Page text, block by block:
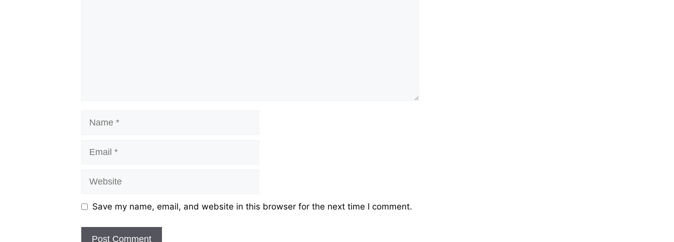
Name
Email
Website
Save my name, email, and website in this browser for the next time I comment.